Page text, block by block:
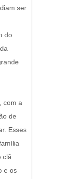
ser
do
com a
de
Esses
clã
e os